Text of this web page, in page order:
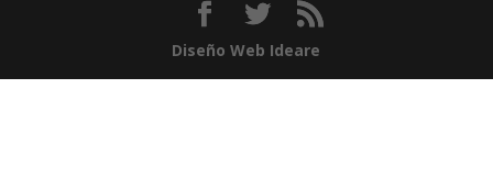
Diseño Web Ideare